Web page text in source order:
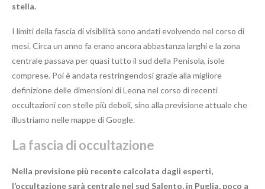
stella.
I limiti della fascia di visibilità sono andati evolvendo nel corso di
mesi. Circa un anno fa erano ancora abbastanza larghi e la zona
centrale passava per quasi tutto il sud della Penisola, isole
comprese. Poi è andata restringendosi grazie alla migliore
definizione delle dimensioni di Leona nel corso di recenti
occultazioni con stelle più deboli, sino alla previsione attuale che
illustriamo nelle mappe di Google.
La fascia di occultazione
Nella previsione più recente calcolata dagli esperti,
l’occultazione sarà centrale nel sud Salento, in Puglia, poco a